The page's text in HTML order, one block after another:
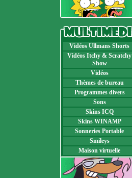
Vidéos Ullmans Shorts
Vidéos Itchy & Scratchy
Show
Vidéos
Thèmes de bureau
Programmes divers
Sons
Skins ICQ
Skins WINAMP
Sonneries Portable
Smileys
Maison virtuelle